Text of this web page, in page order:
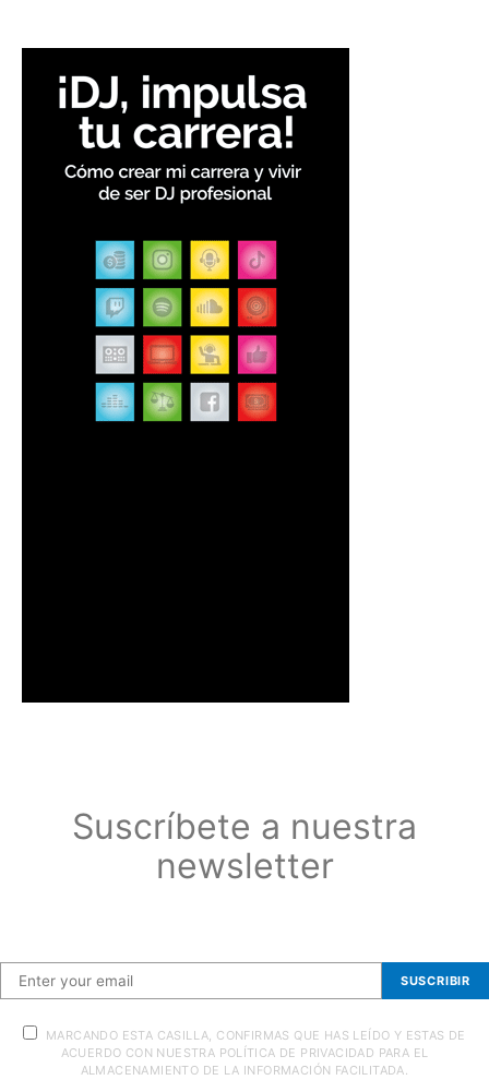
Suscríbete a nuestra
newsletter
SUSCRIBIR
MARCANDO ESTA CASILLA, CONFIRMAS QUE HAS LEÍDO Y ESTAS DE
ACUERDO CON NUESTRA POLÍTICA DE PRIVACIDAD PARA EL
ALMACENAMIENTO DE LA INFORMACIÓN FACILITADA.